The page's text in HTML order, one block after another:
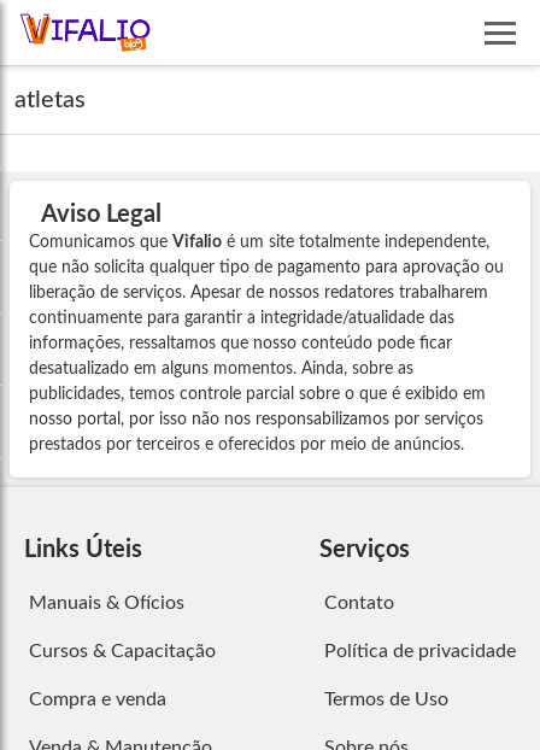
atletas
Aviso Legal
Comunicamos que Vifalio é um site totalmente independente,
que não solicita qualquer tipo de pagamento para aprovação ou
liberação de serviços. Apesar de nossos redatores trabalharem
continuamente para garantir a integridade/atualidade das
informações, ressaltamos que nosso conteúdo pode ficar
desatualizado em alguns momentos. Ainda, sobre as
publicidades, temos controle parcial sobre o que é exibido em
nosso portal, por isso não nos responsabilizamos por serviços
prestados por terceiros e oferecidos por meio de anúncios.
Links Úteis
Manuais & Ofícios
Cursos & Capacitação
Compra e venda
Serviços
Contato
Política de privacidade
Termos de Uso